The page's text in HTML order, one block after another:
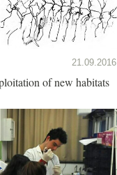
21.09.2016
of new habitats